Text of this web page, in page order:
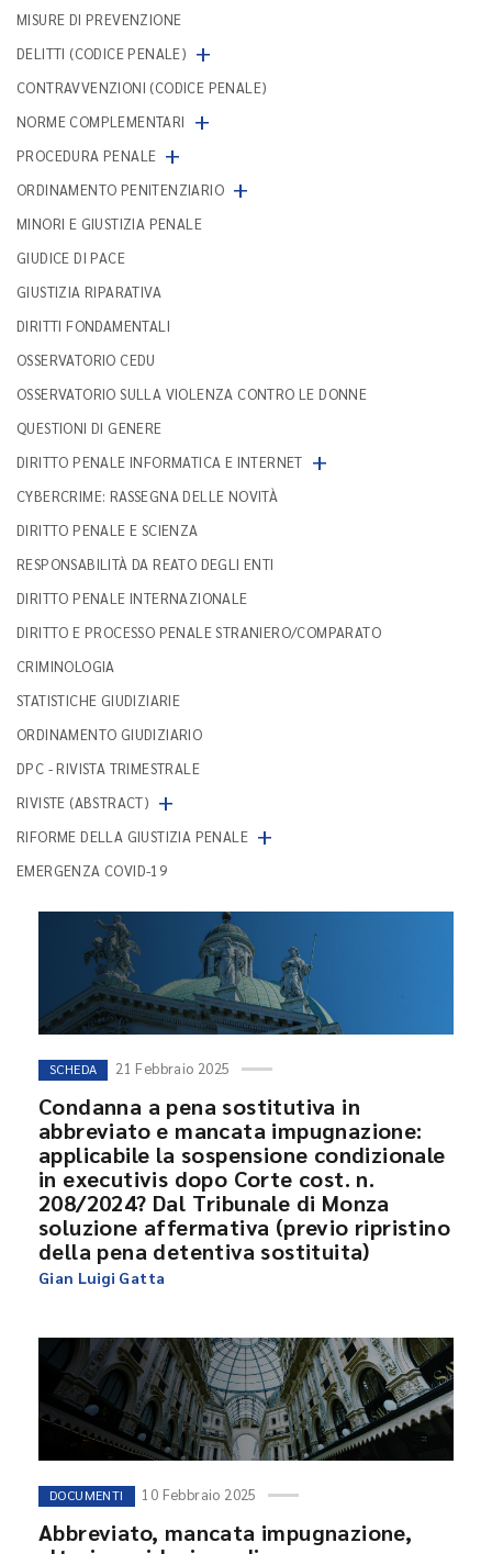
MISURE DI PREVENZIONE
DELITTI (CODICE PENALE) +
CONTRAVVENZIONI (CODICE PENALE)
NORME COMPLEMENTARI
+
PROCEDURA PENALE +
ORDINAMENTO PENITENZIARIO +
MINORI E GIUSTIZIA PENALE
GIUDICE DI PACE
GIUSTIZIA RIPARATIVA
DIRITTI FONDAMENTALI
OSSERVATORIO CEDU
OSSERVATORIO SULLA VIOLENZA CONTRO LE DONNE
QUESTIONI DI GENERE
DIRITTO PENALE INFORMATICA E INTERNET +
CYBERCRIME: RASSEGNA DELLE NOVITÀ
DIRITTO PENALE E SCIENZA
RESPONSABILITÀ DA REATO DEGLI ENTI
DIRITTO PENALE INTERNAZIONALE
DIRITTO E PROCESSO PENALE STRANIERO/COMPARATO
CRIMINOLOGIA
STATISTICHE GIUDIZIARIE
ORDINAMENTO GIUDIZIARIO
DPC - RIVISTA TRIMESTRALE
RIVISTE (ABSTRACT) +
RIFORME DELLA GIUSTIZIA PENALE +
EMERGENZA COVID-19
SCHEDA 21 Febbraio 2025
Condanna a pena sostitutiva in
abbreviato e mancata impugnazione:
applicabile la sospensione condizionale
in executivis dopo Corte cost. n.
208/2024? Dal Tribunale di Monza
soluzione affermativa (previo ripristino
della pena detentiva sostituita)
Gian Luigi Gatta
DOCUMENTI 10 Febbraio 2025
Abbreviato, mancata impugnazione,